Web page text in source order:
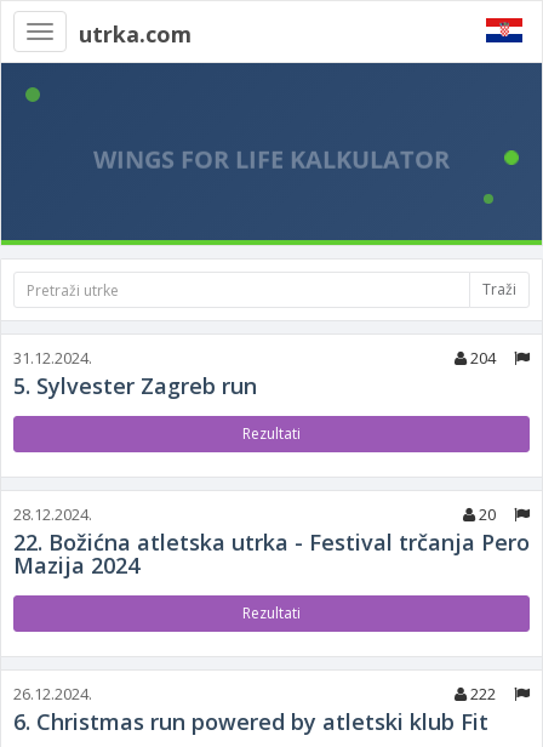
Toggle
navigation
utrka.com
Traži
31.12.2024. 204
5. Sylvester Zagreb run
Rezultati
28.12.2024. 20
22. Božićna atletska utrka - Festival trčanja Pero
Mazija 2024
Rezultati
26.12.2024. 222
6. Christmas run powered by atletski klub Fit